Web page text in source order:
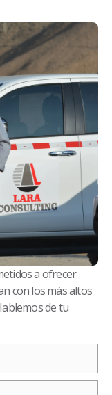
a ofrecer
con los más altos
de tu